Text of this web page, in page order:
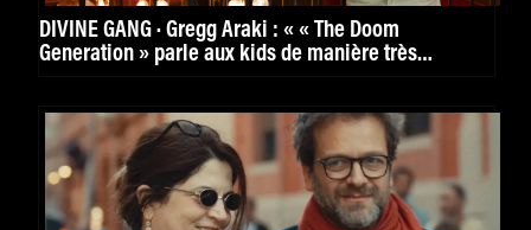
DIVINE GANG · Gregg Araki : « « The Doom
Generation » parle aux kids de manière très